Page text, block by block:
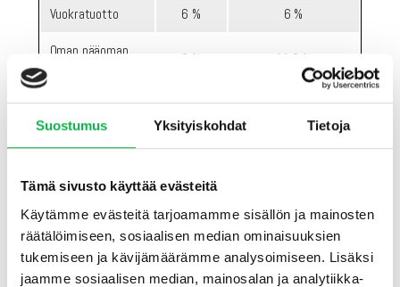
Suostumus Yksityiskohdat Tietoja
Tämä sivusto käyttää evästeitä
Käytämme evästeitä tarjoamamme sisällön ja mainosten
räätälöimiseen, sosiaalisen median ominaisuuksien
tukemiseen ja kävijämäärämme analysoimiseen. Lisäksi
jaamme sosiaalisen median, mainosalan ja analytiikka-
Vuokratuotto 6 % 6 %
Oman pääoman
6 % 11,8 %
Kuten taulukosta nähdään, lainarahan käyttäminen lähes
tuplaa 3,5 % vuosikorollakin vuosituoton omalle pääomalle.
kuin vuokratuottoprosentti on suurempi kuin lainasta
maksettava korkoprosentti – etenkin kun tarkastellaan
pelkkää vuokratuottoa. Lainarahan käyttäminen
asuntosijoittamisessa mahdollistaa isommat tuotot omalle
pääomalle, asuntosalkun nopeamman kasvattamisen sekä
nettovarallisuuden kasvun kiihdyttämisen.